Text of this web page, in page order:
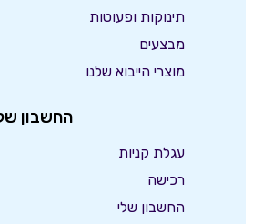
תינוקות ופעוטות
מבצעים
מוצרי הייבוא שלנו
החשבון
עגלת קניות
רכישה
החשבון שלי